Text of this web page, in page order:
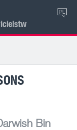
PL
Bin